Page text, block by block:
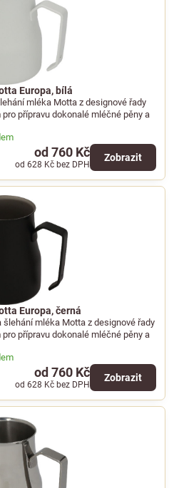
Europa, bílá
mléka Motta z designové řady
přípravu dokonalé mléčné pěny a
od 760 Kč
od 628 Kč bez DPH
Zobrazit
Europa, černá
mléka Motta z designové řady
přípravu dokonalé mléčné pěny a
od 760 Kč
od 628 Kč bez DPH
Zobrazit